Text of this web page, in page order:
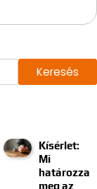
Keresés
Kísérlet:
Mi
határozza
meg az